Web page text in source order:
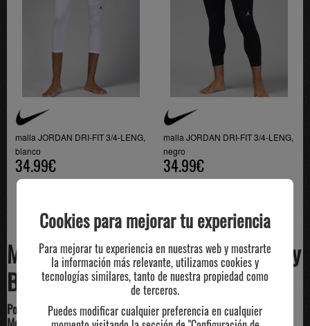
malla JORDAN DRI-FIT 3/4-LENG,
blanco
34.99€
malla JORDAN DRI-FIT 3/4-LENG,
negro
34.99€
Mallas Jordan Hombre: Compresión y
Basket | Mobu Deportes
Potencia tu entrenamiento con las Mallas Jordan para Hombre en
Cookies para mejorar tu experiencia
Para mejorar tu experiencia en nuestras web y mostrarte
la información más relevante, utilizamos cookies y
tecnologías similares, tanto de nuestra propiedad como
de terceros.
Puedes modificar cualquier preferencia en cualquier